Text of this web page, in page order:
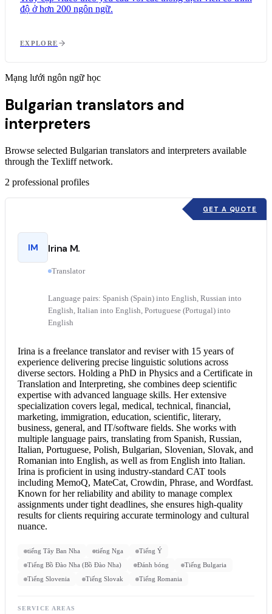
độ ở hơn 200 ngôn ngữ.
EXPLORE
Mạng lưới ngôn ngữ học
Bulgarian translators and
interpreters
Browse selected Bulgarian translators and interpreters available
through the Texliff network.
2 professional profiles
GET A QUOTE
IM Irina M.
Translator
Language pairs: Spanish (Spain) into English, Russian into
English, Italian into English, Portuguese (Portugal) into
English
Irina is a freelance translator and reviser with 15 years of
experience delivering precise linguistic solutions across
diverse sectors. Holding a PhD in Physics and a Certificate in
Translation and Interpreting, she combines deep scientific
expertise with advanced language skills. Her extensive
specialization covers legal, medical, technical, financial,
marketing, immigration, education, scientific, literary,
business, general, and IT/software fields. She works with
multiple language pairs, translating from Spanish, Russian,
Italian, Portuguese, Polish, Bulgarian, Slovenian, Slovak, and
Romanian into English, as well as from English into Italian.
Irina is proficient in using industry-standard CAT tools
including MemoQ, MateCat, Crowdin, Phrase, and Wordfast.
Known for her reliability and ability to manage complex
assignments under tight deadlines, she ensures high-quality
results for clients requiring accurate terminology and cultural
nuance.
tiếng Tây Ban Nha tiếng Nga
Tiếng Ý
Tiếng Bồ Đào Nha (Bồ Đào Nha)
Đánh bóng
Tiếng Bulgaria
Tiếng Slovenia
Tiếng Slovak Tiếng Romania
SERVICE AREAS